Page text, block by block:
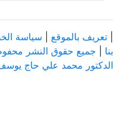
تعريف بالموقع سياسة
بنا
جميع حقوق النشر محفوظة ©
الدكتور محمد علي حاج